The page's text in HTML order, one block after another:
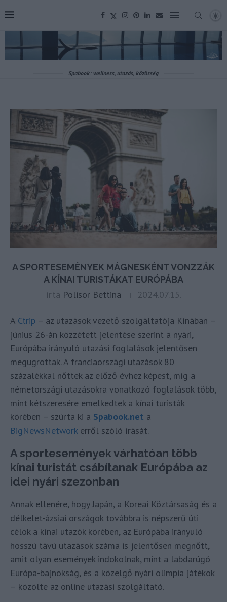
Spabook: wellness, utazás, közösség
A SPORTESEMÉNYEK MÁGNESKÉNT VONZZÁK
A KÍNAI TURISTÁKAT EURÓPÁBA
írta Polisor Bettina 2024.07.15.
A Ctrip – az utazások vezető szolgáltatója Kínában –
június 26-án közzétett jelentése szerint a nyári,
Európába irányuló utazási foglalások jelentősen
megugrottak. A franciaországi utazások 80
százalékkal nőttek az előző évhez képest, míg a
németországi utazásokra vonatkozó foglalások több,
mint kétszeresére emelkedtek a kínai turisták
körében – szúrta ki a Spabook.net a
BigNewsNetworkerről szóló írását.
A sportesemények várhatóan több
kínai turistát csábítanak Európába az
idei nyári szezonban
Annak ellenére, hogy Japán, a Koreai Köztársaság és a
délkelet-ázsiai országok továbbra is népszerű úti
célok a kínai utazók körében, az Európába irányuló
hosszú távú utazások száma is jelentősen megnőtt,
amit olyan események indokolnak, mint a labdarúgó
Európa-bajnokság, és a közelgő nyári olimpia játékok
– közölte az online utazási szolgáltató.